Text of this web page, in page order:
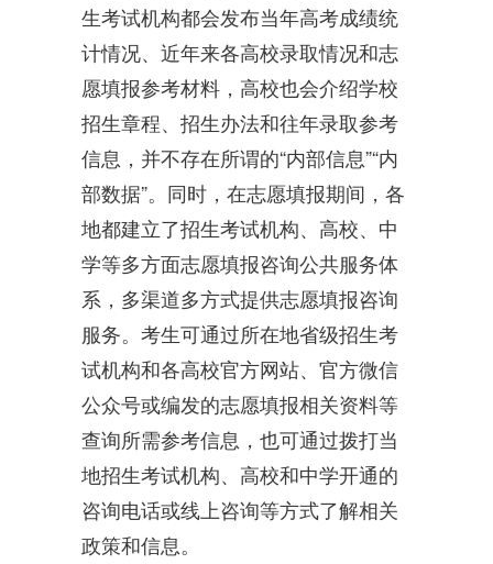
生考试机构都会发布当年高考成绩统
计情况、近年来各高校录取情况和志
愿填报参考材料，高校也会介绍学校
招生章程、招生办法和往年录取参考
信息，并不存在所谓的“内部信息”“内
部数据”。同时，在志愿填报期间，各
地都建立了招生考试机构、高校、中
学等多方面志愿填报咨询公共服务体
系，多渠道多方式提供志愿填报咨询
服务。考生可通过所在地省级招生考
试机构和各高校官方网站、官方微信
公众号或编发的志愿填报相关资料等
查询所需参考信息，也可通过拨打当
地招生考试机构、高校和中学开通的
咨询电话或线上咨询等方式了解相关
政策和信息。